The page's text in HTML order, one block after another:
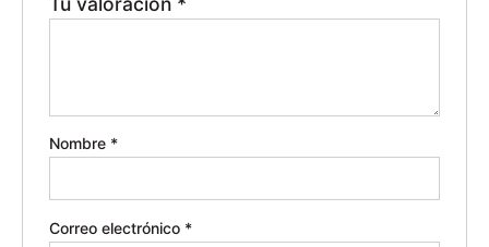
Nombre *
Correo electrónico *